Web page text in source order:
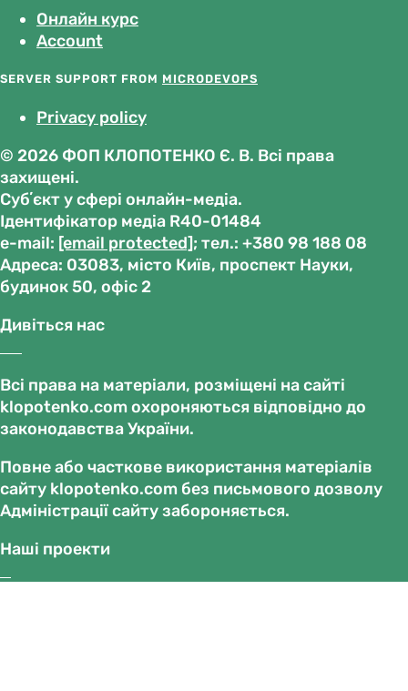
Онлайн курс
Account
SERVER SUPPORT FROM MICRODEVOPS
Privacy policy
© 2026 ФОП КЛОПОТЕНКО Є. В. Всі права
захищені.
Субʼєкт у сфері онлайн-медіа.
Ідентифікатор медіа R40-01484
е-mail: [email protected]; тел.: +380 98 188 08
Адреса: 03083, місто Київ, проспект Науки,
будинок 50, офіс 2
Дивіться нас
Всі права на матеріали, розміщені на сайті
klopotenko.com охороняються відповідно до
законодавства України.
Повне або часткове використання матеріалів
сайту klopotenko.com без письмового дозволу
Адміністрації сайту забороняється.
Наші проекти